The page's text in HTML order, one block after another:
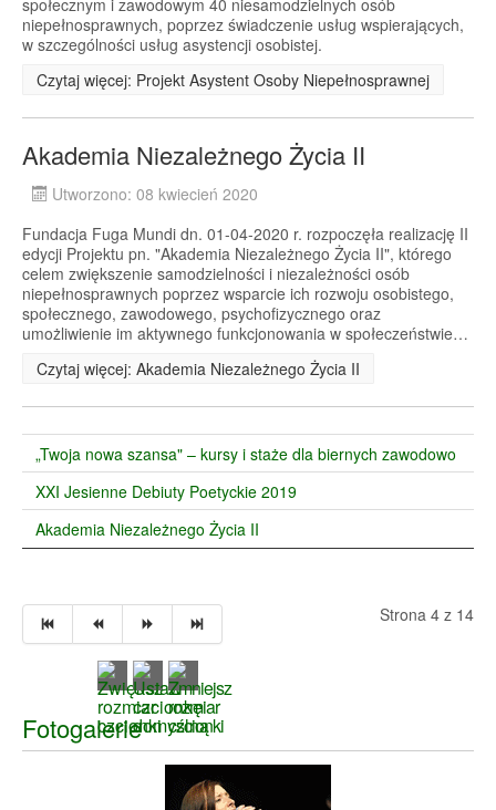
społecznym i zawodowym 40 niesamodzielnych osób
niepełnosprawnych, poprzez świadczenie usług wspierających,
w szczególności usług asystencji osobistej.
Czytaj więcej: Projekt Asystent Osoby Niepełnosprawnej
Akademia Niezależnego Życia II
Utworzono: 08 kwiecień 2020
Fundacja Fuga Mundi dn. 01-04-2020 r. rozpoczęła realizację II
edycji Projektu pn. "Akademia Niezależnego Życia II", którego
celem zwiększenie samodzielności i niezależności osób
niepełnosprawnych poprzez wsparcie ich rozwoju osobistego,
społecznego, zawodowego, psychofizycznego oraz
umożliwienie im aktywnego funkcjonowania w społeczeństwie…
Czytaj więcej: Akademia Niezależnego Życia II
„Twoja nowa szansa" – kursy i staże dla biernych zawodowo
XXI Jesienne Debiuty Poetyckie 2019
Akademia Niezależnego Życia II
Strona 4 z 14
Fotogalerie